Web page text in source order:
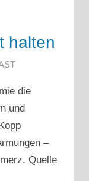
halten
die
und
–
Quelle